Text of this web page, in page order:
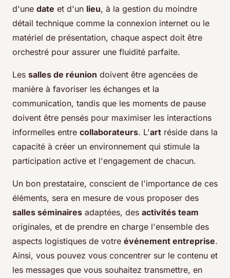
d'une date et d'un lieu, à la gestion du moindre
détail technique comme la connexion internet ou le
matériel de présentation, chaque aspect doit être
orchestré pour assurer une fluidité parfaite.
Les salles de réunion doivent être agencées de
manière à favoriser les échanges et la
communication, tandis que les moments de pause
doivent être pensés pour maximiser les interactions
informelles entre collaborateurs. L'art réside dans la
capacité à créer un environnement qui stimule la
participation active et l'engagement de chacun.
Un bon prestataire, conscient de l'importance de ces
éléments, sera en mesure de vous proposer des
salles séminaires adaptées, des activités team
originales, et de prendre en charge l'ensemble des
aspects logistiques de votre événement entreprise.
Ainsi, vous pouvez vous concentrer sur le contenu et
les messages que vous souhaitez transmettre, en